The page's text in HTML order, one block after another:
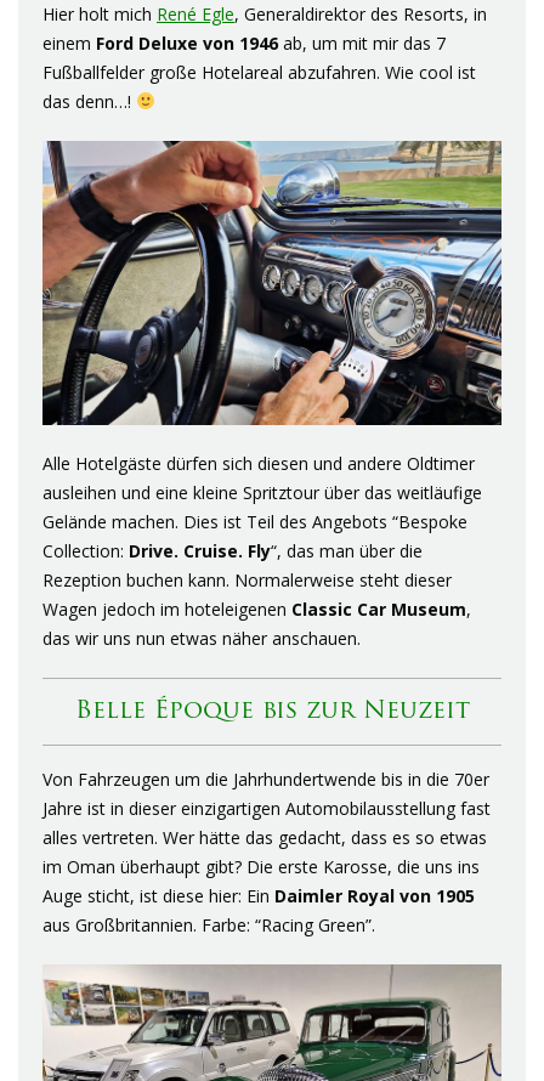
Hier holt mich René Egle, Generaldirektor des Resorts, in
einem Ford Deluxe von 1946 ab, um mit mir das 7
Fußballfelder große Hotelareal abzufahren. Wie cool ist
das denn…!
Alle Hotelgäste dürfen sich diesen und andere Oldtimer
ausleihen und eine kleine Spritztour über das weitläufige
Gelände machen. Dies ist Teil des Angebots “Bespoke
Collection: Drive. Cruise. Fly“, das man über die
Rezeption buchen kann. Normalerweise steht dieser
Wagen jedoch im hoteleigenen Classic Car Museum,
das wir uns nun etwas näher anschauen.
Belle Époque bis zur Neuzeit
Von Fahrzeugen um die Jahrhundertwende bis in die 70er
Jahre ist in dieser einzigartigen Automobilausstellung fast
alles vertreten. Wer hätte das gedacht, dass es so etwas
im Oman überhaupt gibt? Die erste Karosse, die uns ins
Auge sticht, ist diese hier: Ein Daimler Royal von 1905
aus Großbritannien. Farbe: “Racing Green”.